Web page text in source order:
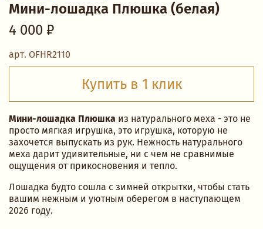
арт. OFHR2110
Мини-лошадка Плюшка (белая)
4 000 ₽
Купить в 1 клик
Мини-лошадка Плюшка из натурального меха - это не
просто мягкая игрушка, это игрушка, которую не
захочется выпускать из рук. Нежность натурального
меха дарит удивительные, ни с чем не сравнимые
ощущения от прикосновения и тепло.
Лошадка будто сошла с зимней открытки, чтобы стать
вашим нежным и уютным оберегом в наступающем
2026 году.